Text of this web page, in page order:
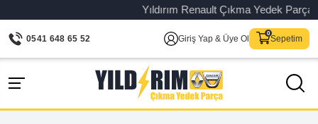
Yıldırım Renault Çıkma Yedek Parça
0541 648 65 52 Giriş Yap & Üye Ol Sepetim